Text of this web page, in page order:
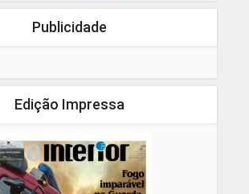
Publicidade
Edição Impressa